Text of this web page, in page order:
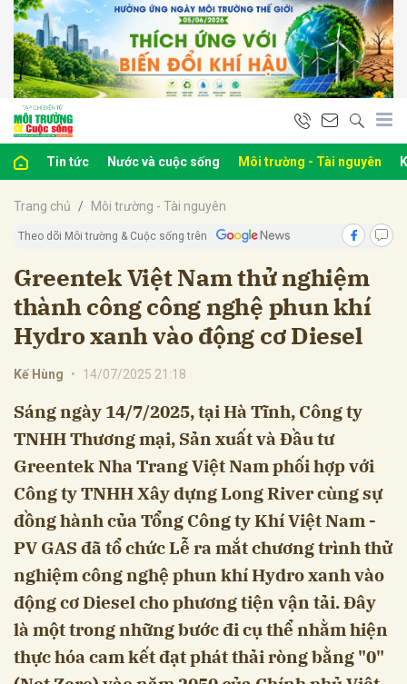
Tin tức Nước và cuộc sống Môi trường - Tài nguyên
Trang chủ Môi trường - Tài nguyên
Theo dõi Môi trường & Cuộc sống trên
Greentek Việt Nam thử nghiệm
thành công công nghệ phun khí
Hydro xanh vào động cơ Diesel
Kế Hùng • 14/07/2025 21:18
Sáng ngày 14/7/2025, tại Hà Tĩnh, Công ty
TNHH Thương mại, Sản xuất và Đầu tư
Greentek Nha Trang Việt Nam phối hợp với
Công ty TNHH Xây dựng Long River cùng sự
đồng hành của Tổng Công ty Khí Việt Nam -
PV GAS đã tổ chức Lễ ra mắt chương trình thử
nghiệm công nghệ phun khí Hydro xanh vào
động cơ Diesel cho phương tiện vận tải. Đây
là một trong những bước đi cụ thể nhằm hiện
thực hóa cam kết đạt phát thải ròng bằng "0"
luận
Hủy